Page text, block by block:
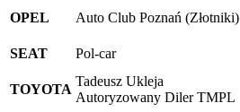
OPEL
Auto Club Poznań (Złotniki)
SEAT
Pol-car
TOYOTA
Tadeusz Ukleja
Autoryzowany Diler TMPL